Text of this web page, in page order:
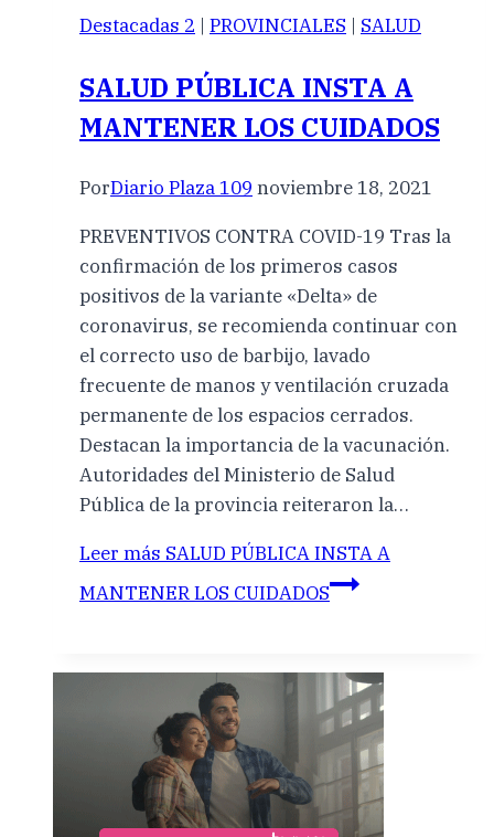
Destacadas 2 | PROVINCIALES | SALUD
SALUD PÚBLICA INSTA A
MANTENER LOS CUIDADOS
PorDiario Plaza 109 noviembre 18, 2021
PREVENTIVOS CONTRA COVID-19 Tras la
confirmación de los primeros casos
positivos de la variante «Delta» de
coronavirus, se recomienda continuar con
el correcto uso de barbijo, lavado
frecuente de manos y ventilación cruzada
permanente de los espacios cerrados.
Destacan la importancia de la vacunación.
Autoridades del Ministerio de Salud
Pública de la provincia reiteraron la…
Leer más SALUD PÚBLICA INSTA A
MANTENER LOS CUIDADOS